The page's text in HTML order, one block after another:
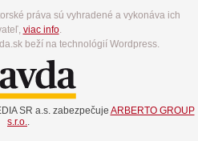
práva sú vyhradené a vykonáva ich
viac info.
beží na technológií Wordpress.
SR a.s. zabezpečuje ARBERTO GROUP
s.r.o..